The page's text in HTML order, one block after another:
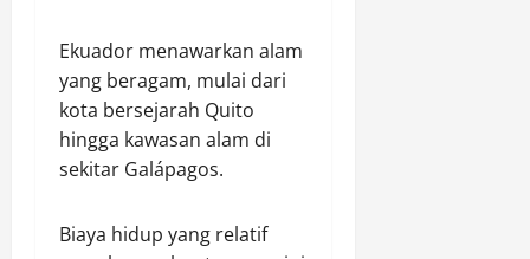
Ekuador menawarkan alam
yang beragam, mulai dari
kota bersejarah Quito
hingga kawasan alam di
sekitar Galápagos.
Biaya hidup yang relatif